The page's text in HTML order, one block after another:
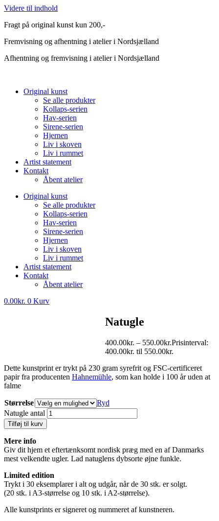
Videre til indhold
Fragt på original kunst kun 200,-
Fremvisning og afhentning i atelier i Nordsjælland
Afhentning og fremvisning i atelier i Nordsjælland
Original kunst
Se alle produkter
Kollaps-serien
Hav-serien
Sirene-serien
Hjernen
Liv i skoven
Liv i rummet
Artist statement
Kontakt
Åbent atelier
Original kunst
Se alle produkter
Kollaps-serien
Hav-serien
Sirene-serien
Hjernen
Liv i skoven
Liv i rummet
Artist statement
Kontakt
Åbent atelier
0.00kr. 0 Kurv
Natugle
400.00kr. – 550.00kr.Prisinterval:
400.00kr. til 550.00kr.
Dette kunstprint er trykt på 230 gram syrefrit og FSC-certificeret
papir fra producenten Hahnemühle, som kan holde i 100 år uden at
falme
Størrelse
Ryd
Natugle antal
Tilføj til kurv
Mere info
Giv dit hjem et eftertænksomt nordisk præg med en af Danmarks
mest velkendte ugler. Lad natuglens dybsorte øjne funkle.
Limited edition
Trykt i 30 eksemplarer i alt og udgår, når de 30 stk. er solgt.
(20 stk. i A3-størrelse og 10 stk. i A2-størrelse).
Alle kunstprints er signeret og nummeret af kunstneren.